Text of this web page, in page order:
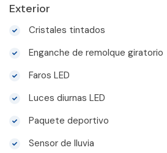
Exterior
Cristales tintados
Enganche de remolque giratorio
Faros LED
Luces diurnas LED
Paquete deportivo
Sensor de lluvia